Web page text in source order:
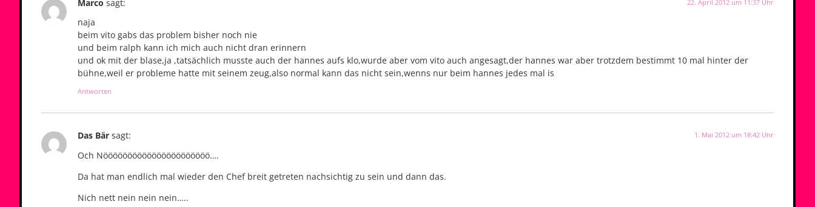
Marco sagt: 22. April 2012 um 11:37 Uhr
naja
beim vito gabs das problem bisher noch nie
und beim ralph kann ich mich auch nicht dran erinnern
und ok mit der blase,ja ,tatsächlich musste auch der hannes aufs klo,wurde aber vom vito auch angesagt,der hannes war aber trotzdem bestimmt 10 mal hinter der
bühne,weil er probleme hatte mit seinem zeug,also normal kann das nicht sein,wenns nur beim hannes jedes mal is
Antworten
Das Bär sagt: 1. Mai 2012 um 18:42 Uhr
Och Nöööööööööööööööööööööö….
Da hat man endlich mal wieder den Chef breit getreten nachsichtig zu sein und dann das.
Nich nett nein nein nein…..